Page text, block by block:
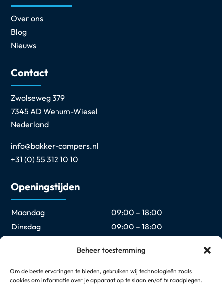
Beheer toestemming
Om de beste ervaringen te bieden, gebruiken wij technologieën zoals
cookies om informatie over je apparaat op te slaan en/of te raadplegen.
Over ons
Blog
Nieuws
Contact
Zwolseweg 379
7345 AD Wenum-Wiesel
Nederland
info@bakker-campers.nl
+31 (0) 55 312 10 10
Openingstijden
Maandag
09:00 – 18:00
Dinsdag
09:00 – 18:00
09:00 – 18:00
Vrijdag
09:00 – 18:00